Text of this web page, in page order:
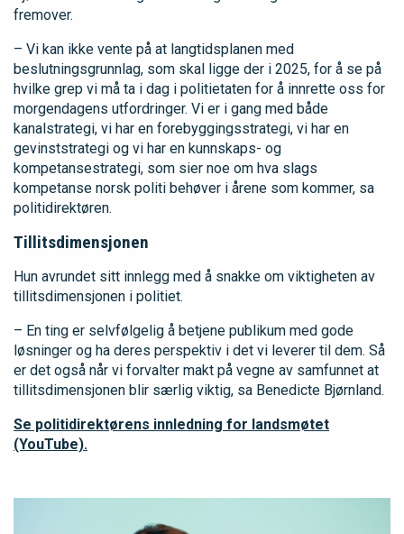
fremover.
– Vi kan ikke vente på at langtidsplanen med
beslutningsgrunnlag, som skal ligge der i 2025, for å se på
hvilke grep vi må ta i dag i politietaten for å innrette oss for
morgendagens utfordringer. Vi er i gang med både
kanalstrategi, vi har en forebyggingsstrategi, vi har en
gevinststrategi og vi har en kunnskaps- og
kompetansestrategi, som sier noe om hva slags
kompetanse norsk politi behøver i årene som kommer, sa
politidirektøren.
Tillitsdimensjonen
Hun avrundet sitt innlegg med å snakke om viktigheten av
tillitsdimensjonen i politiet.
– En ting er selvfølgelig å betjene publikum med gode
løsninger og ha deres perspektiv i det vi leverer til dem. Så
er det også når vi forvalter makt på vegne av samfunnet at
tillitsdimensjonen blir særlig viktig, sa Benedicte Bjørnland.
Se politidirektørens innledning for landsmøtet
(YouTube).